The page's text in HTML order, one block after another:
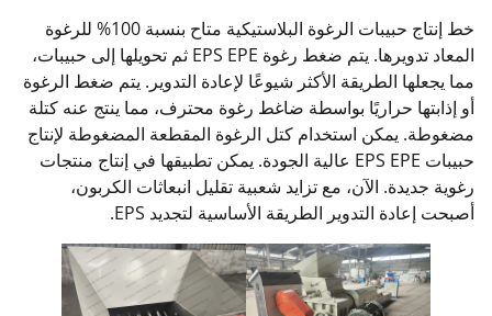
خط إنتاج حبيبات الرغوة البلاستيكية متاح بنسبة 100% للرغوة
المعاد تدويرها. يتم ضغط رغوة EPS EPE ثم تحويلها إلى حبيبات،
مما يجعلها الطريقة الأكثر شيوعًا لإعادة التدوير. يتم ضغط الرغوة
أو إذابتها حراريًا بواسطة ضاغط رغوة محترف، مما ينتج عنه كتلة
مضغوطة. يمكن استخدام كتل الرغوة المقطعة المضغوطة لإنتاج
حبيبات EPS EPE عالية الجودة. يمكن تطبيقها في إنتاج منتجات
رغوية جديدة. الآن، مع تزايد شعبية تقليل انبعاثات الكربون،
أصبحت إعادة التدوير الطريقة الأساسية لتجديد EPS.